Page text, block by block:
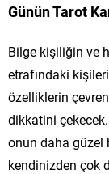
Günün Tarot
Bilge kişiliğin ve
etrafındaki
özelliklerin
dikkatini
onun daha güzel
kendinizden çok